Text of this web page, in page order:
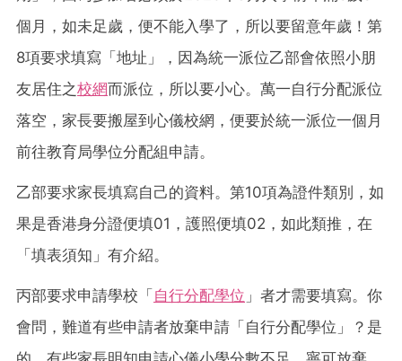
個月，如未足歲，便不能入學了，所以要留意年歲 ！ 第
8項要求填寫「地址」，因為統一派位乙部會依照小朋
友居住之校網而派位，所以要小心。萬一自行分配派位
落空，家長要搬屋到心儀校網，便要於統一派位一個月
前往教育局學位分配組申請。
乙部要求家長填寫自己的資料。第10項為證件類別，如
果是香港身分證便填01，護照便填02，如此類推，在
「填表須知」有介紹。
丙部要求申請學校「自行分配學位 」者才需要填寫。你
會問，難道有些申請者放棄申請「自行分配學位」？是